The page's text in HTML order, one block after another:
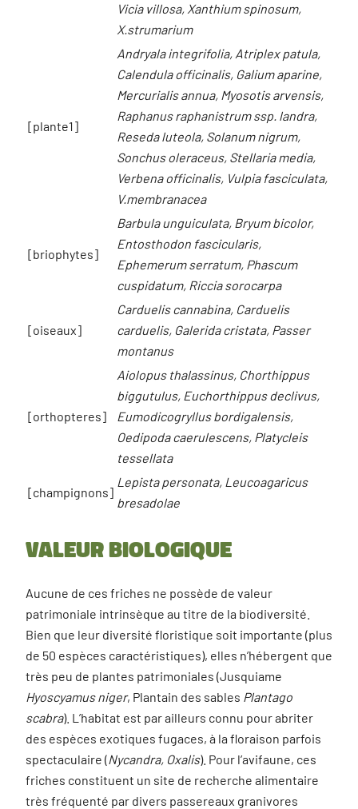
Vicia villosa, Xanthium spinosum,
X.strumarium
[plante1]
Andryala integrifolia, Atriplex patula,
Calendula officinalis, Galium aparine,
Mercurialis annua, Myosotis arvensis,
Raphanus raphanistrum ssp. landra,
Reseda luteola, Solanum nigrum,
Sonchus oleraceus, Stellaria media,
Verbena officinalis, Vulpia fasciculata,
V.membranacea
[briophytes]
Barbula unguiculata, Bryum bicolor,
Entosthodon fascicularis,
Ephemerum serratum, Phascum
cuspidatum, Riccia sorocarpa
[oiseaux]
Carduelis cannabina, Carduelis
carduelis, Galerida cristata, Passer
montanus
[orthopteres]
Aiolopus thalassinus, Chorthippus
biggutulus, Euchorthippus declivus,
Eumodicogryllus bordigalensis,
Oedipoda caerulescens, Platycleis
tessellata
[champignons]
Lepista personata, Leucoagaricus
bresadolae
Valeur biologique
Aucune de ces friches ne possède de valeur
patrimoniale intrinsèque au titre de la biodiversité.
Bien que leur diversité floristique soit importante (plus
de 50 espèces caractéristiques), elles n’hébergent que
très peu de plantes patrimoniales (Jusquiame
Hyoscyamus niger, Plantain des sables Plantago
scabra). L’habitat est par ailleurs connu pour abriter
des espèces exotiques fugaces, à la floraison parfois
spectaculaire (Nycandra, Oxalis). Pour l’avifaune, ces
friches constituent un site de recherche alimentaire
très fréquenté par divers passereaux granivores